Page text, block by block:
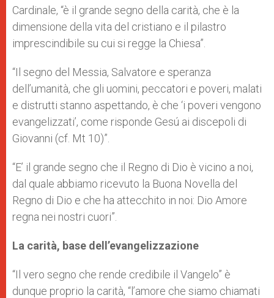
Cardinale, “è il grande segno della carità, che è la
dimensione della vita del cristiano e il pilastro
imprescindibile su cui si regge la Chiesa”.
“Il segno del Messia, Salvatore e speranza
dell’umanità, che gli uomini, peccatori e poveri, malati
e distrutti stanno aspettando, è che ‘i poveri vengono
evangelizzati’, come risponde Gesú ai discepoli di
Giovanni (cf. Mt 10)”.
“E’ il grande segno che il Regno di Dio è vicino a noi,
dal quale abbiamo ricevuto la Buona Novella del
Regno di Dio e che ha attecchito in noi: Dio Amore
regna nei nostri cuori”.
La carità, base dell’evangelizzazione
“Il vero segno che rende credibile il Vangelo” è
dunque proprio la carità, “l’amore che siamo chiamati